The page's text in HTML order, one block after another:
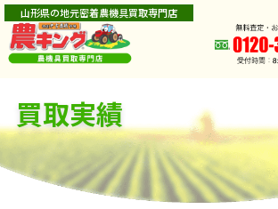
山形県の地元密着農機具買取専門店
買取実績